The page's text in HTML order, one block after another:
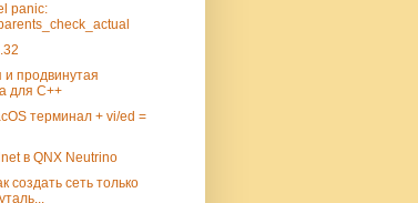
panic:
и продвинутая
для C++
терминал + vi/ed =
в QNX Neutrino
создать сеть только